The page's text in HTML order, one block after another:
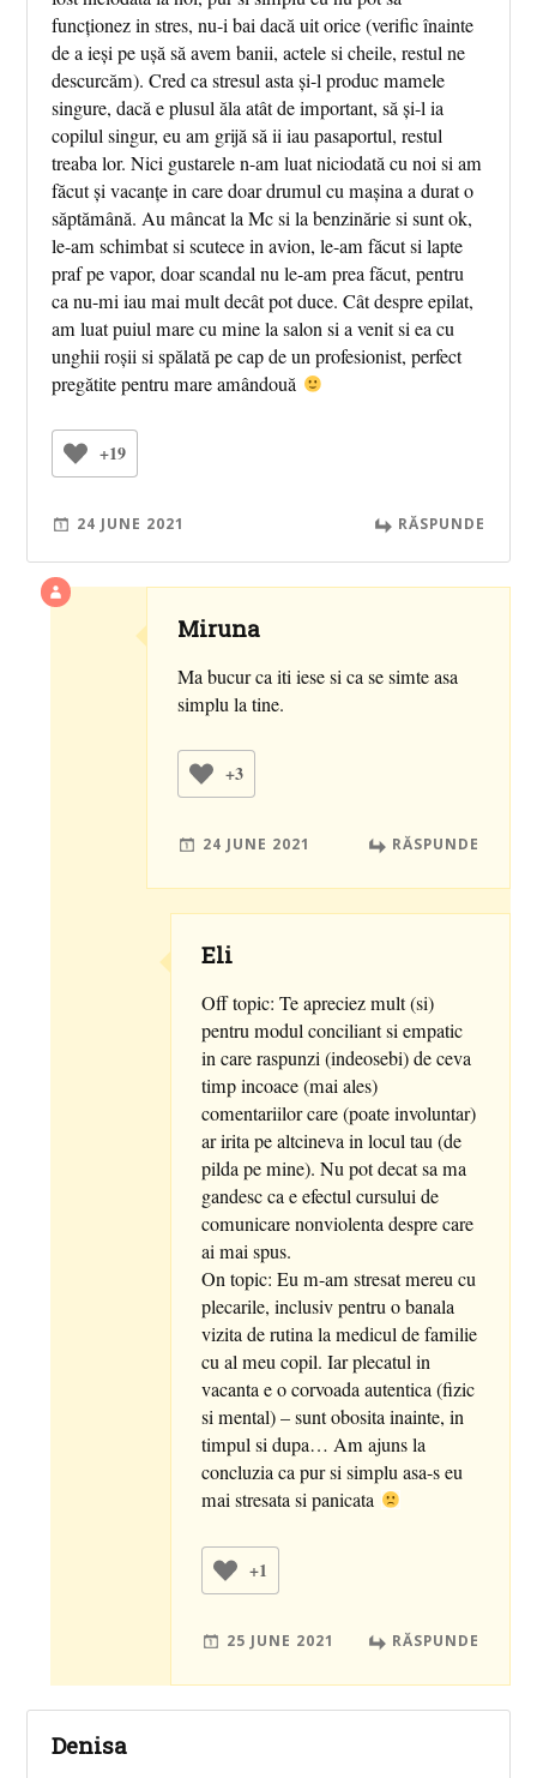
funcționez in stres, nu-i bai dacă uit orice (verific înainte
de a ieși pe ușă să avem banii, actele si cheile, restul ne
descurcăm). Cred ca stresul asta și-l produc mamele
singure, dacă e plusul ăla atât de important, să și-l ia
copilul singur, eu am grijă să ii iau pasaportul, restul
treaba lor. Nici gustarele n-am luat niciodată cu noi si am
făcut și vacanțe in care doar drumul cu mașina a durat o
săptămână. Au mâncat la Mc si la benzinărie si sunt ok,
le-am schimbat si scutece in avion, le-am făcut si lapte
praf pe vapor, doar scandal nu le-am prea făcut, pentru
ca nu-mi iau mai mult decât pot duce. Cât despre epilat,
am luat puiul mare cu mine la salon si a venit si ea cu
unghii roșii si spălată pe cap de un profesionist, perfect
pregătite pentru mare amândouă
+19
24 JUNE 2021 RĂSPUNDE
Miruna
Ma bucur ca iti iese si ca se simte asa
simplu la tine.
+3
24 JUNE 2021 RĂSPUNDE
Eli
Off topic: Te apreciez mult (si)
pentru modul conciliant si empatic
in care raspunzi (indeosebi) de ceva
timp incoace (mai ales)
comentariilor care (poate involuntar)
ar irita pe altcineva in locul tau (de
pilda pe mine). Nu pot decat sa ma
gandesc ca e efectul cursului de
comunicare nonviolenta despre care
ai mai spus.
On topic: Eu m-am stresat mereu cu
plecarile, inclusiv pentru o banala
vizita de rutina la medicul de familie
cu al meu copil. Iar plecatul in
vacanta e o corvoada autentica (fizic
si mental) – sunt obosita inainte, in
timpul si dupa… Am ajuns la
concluzia ca pur si simplu asa-s eu
mai stresata si panicata
+1
25 JUNE 2021 RĂSPUNDE
Denisa